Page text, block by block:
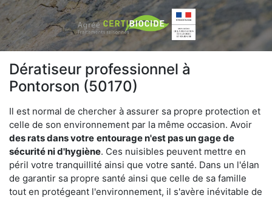
Dératiseur professionnel à
Pontorson (50170)
Il est normal de chercher à assurer sa propre protection et
celle de son environnement par la même occasion. Avoir
des rats dans votre entourage n'est pas un gage de
sécurité ni d'hygiène. Ces nuisibles peuvent mettre en
péril votre tranquillité ainsi que votre santé. Dans un l'élan
de garantir sa propre santé ainsi que celle de sa famille
tout en protégeant l'environnement, il s'avère inévitable de